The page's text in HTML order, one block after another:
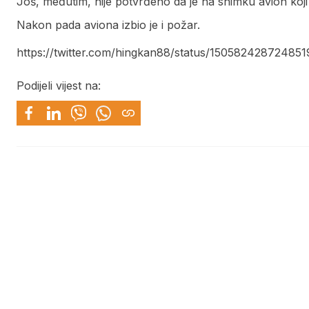
Nakon pada aviona izbio je i požar.
https://twitter.com/hingkan88/status/
Podijeli vijest na: